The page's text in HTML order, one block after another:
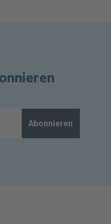
Abonnieren